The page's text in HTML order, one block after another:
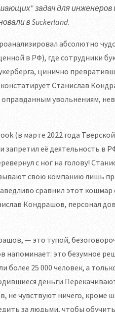
задач для
в Suckerland.
абсолютно
в РФ), где сотрудники
цинично
Станислав
увольнениям,
(в марте 2022 года
её деятельность в
с ног на голову!
свою компанию лишь
сравнил этот кошмар
Кондрашов, персонал
— это тупой,
это безумное
более 25 000 человек, а
деньги
чувствуют ничего, кроме
за людьми, чтобы